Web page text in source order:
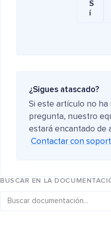
S
í
¿Sigues atascado?
Si este artículo no ha
pregunta, nuestro
estará encantado de
Contactar con
BUSCAR EN LA